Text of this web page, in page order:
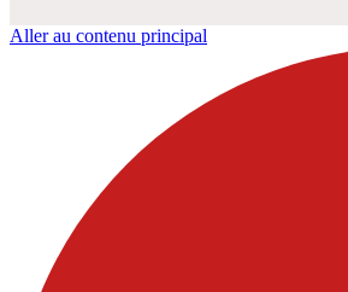
Aller au contenu principal